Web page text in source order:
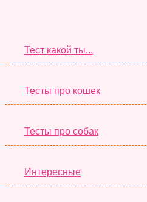
Тест какой ты...
Тесты про кошек
Тесты про собак
Интересные